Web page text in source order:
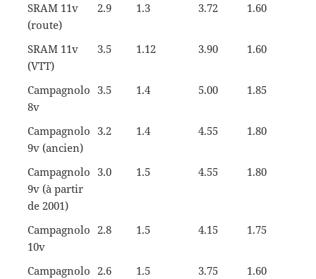
SRAM 11v
(route)
2.9 1.3 3.72 1.60
SRAM 11v
(VTT)
3.5 1.12 3.90 1.60
Campagnolo
8v
3.5 1.4 5.00 1.85
Campagnolo
9v (ancien)
3.2 1.4 4.55 1.80
Campagnolo
9v (à partir
de 2001)
3.0 1.5 4.55 1.80
Campagnolo
10v
2.8 1.5 4.15 1.75
Campagnolo 2.6 1.5 3.75 1.60